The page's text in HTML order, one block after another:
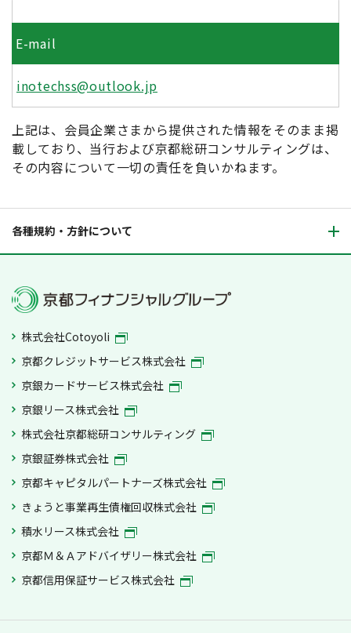
E-mail
inotechss@outlook.jp
上記は、会員企業さまから提供された情報をそのまま掲
載しており、当行および京都総研コンサルティングは、
その内容について一切の責任を負いかねます。
各種規約・方針について
株式会社Cotoyoli
京都クレジットサービス株式会社
京銀カードサービス株式会社
京銀リース株式会社
株式会社京都総研コンサルティング
京銀証券株式会社
京都キャピタルパートナーズ株式会社
きょうと事業再生債権回収株式会社
積水リース株式会社
京都Ｍ＆Ａアドバイザリー株式会社
京都信用保証サービス株式会社